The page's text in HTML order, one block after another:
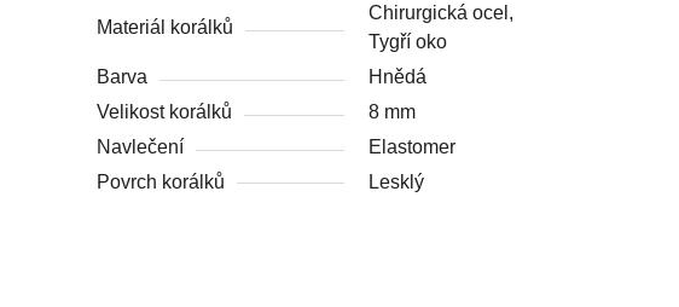
Materiál korálků
Chirurgická ocel,
Tygří oko
Barva
Hnědá
Velikost korálků
8 mm
Navlečení
Elastomer
Povrch korálků
Lesklý